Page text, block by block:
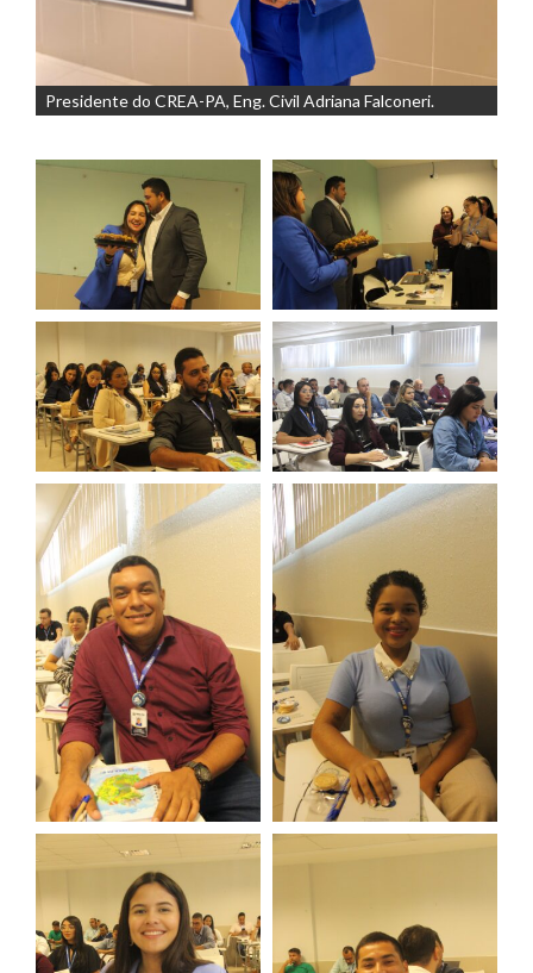
Presidente do CREA-PA, Eng. Civil Adriana Falconeri.